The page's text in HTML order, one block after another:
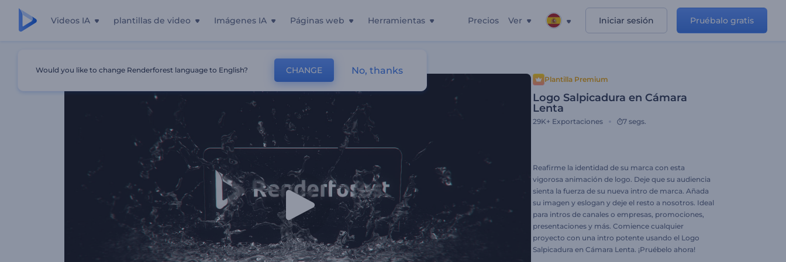
Videos IA plantillas de video Imágenes IA Páginas web Herramientas Precios Ver Iniciar sesión Pruébalo gratis
Plantilla Premium
Logo Salpicadura en Cámara
Lenta
29K+ Exportaciones 7 segs.
Reafirme la identidad de su marca con esta
vigorosa animación de logo. Deje que su audiencia
sienta la fuerza de su nueva intro de marca. Añada
su imagen y eslogan y deje el resto a nosotros. Ideal
para intros de canales o empresas, promociones,
presentaciones y más. Comience cualquier
proyecto con una intro potente usando el Logo
Salpicadura en Cámara Lenta. ¡Pruébelo ahora!
Would you like to change Renderforest language to English? CHANGE No, thanks